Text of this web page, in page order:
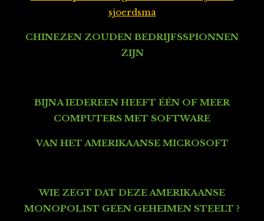
sjoerdsma
CHINEZEN ZOUDEN BEDRIJFSSPIONNEN
ZIJN
BIJNA IEDEREEN HEEFT ÉÉN OF MEER
COMPUTERS MET SOFTWARE
VAN HET AMERIKAANSE MICROSOFT
WIE ZEGT DAT DEZE AMERIKAANSE
MONOPOLIST GEEN GEHEIMEN STEELT ?